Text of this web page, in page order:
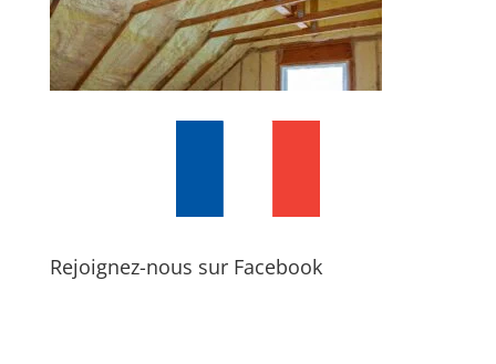
Rejoignez-nous sur Facebook